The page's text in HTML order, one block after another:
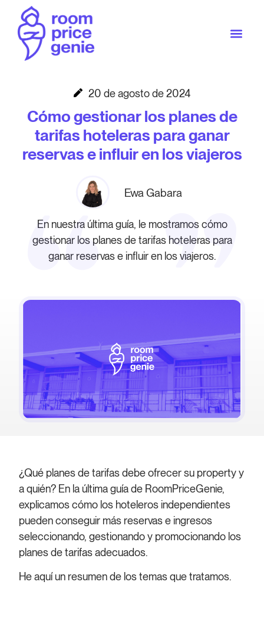
20 de agosto de 2024
Cómo gestionar los planes de
tarifas hoteleras para ganar
reservas e influir en los viajeros
Ewa Gabara
En nuestra última guía, le mostramos cómo
gestionar los planes de tarifas hoteleras para
ganar reservas e influir en los viajeros.
¿Qué planes de tarifas debe ofrecer su property y
a quién? En la última guía de RoomPriceGenie,
explicamos cómo los hoteleros independientes
pueden conseguir más reservas e ingresos
seleccionando, gestionando y promocionando los
planes de tarifas adecuados.
He aquí un resumen de los temas que tratamos.